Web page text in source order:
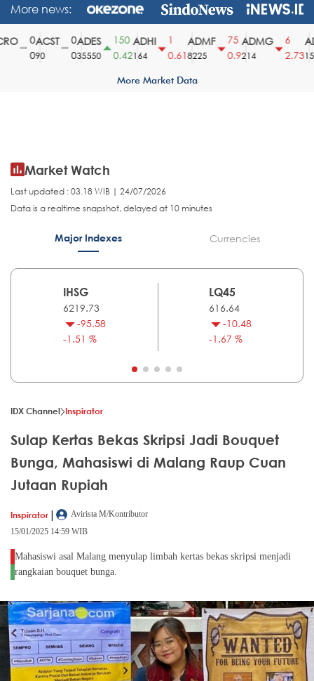
More news:
ACST
90
ADES
35550
150
0.42
ADHI
164
0.61
ADMF
8225
75
0.9
ADMG
214
2.731510
More Market Data
Market Watch
Last updated : 03.18 WIB | 24/07/2026
Data is a realtime snapshot, delayed at 10 minutes
Major Indexes Currencies
IHSG
6219.73
-95.58
-1.51 %
LQ45
616.64
-10.48
-1.67 %
IDX Channel Inspirator
Sulap Kertas Bekas Skripsi Jadi Bouquet
Bunga, Mahasiswi di Malang Raup Cuan
Jutaan Rupiah
Inspirator |
Avirista M/Kontributor
15/01/2025 14:59 WIB
Mahasiswi asal Malang menyulap limbah kertas bekas skripsi menjadi
rangkaian bouquet bunga.